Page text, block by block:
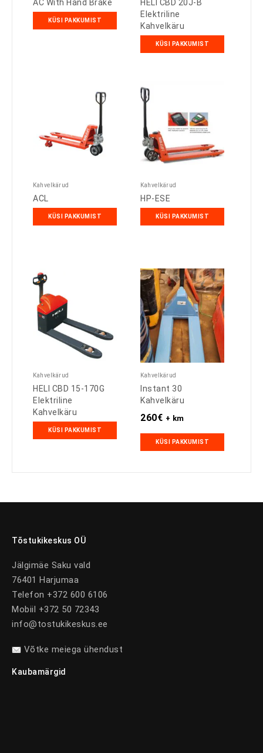
AC With Hand Brake
KÜSI PAKKUMIST
HELI CBD 20J-B
Elektriline
Kahvelkäru
KÜSI PAKKUMIST
Kahvelkärud
ACL
KÜSI PAKKUMIST
Kahvelkärud
HP-ESE
KÜSI PAKKUMIST
Kahvelkärud
HELI CBD 15-170G
Elektriline
Kahvelkäru
KÜSI PAKKUMIST
Kahvelkärud
Instant 30
Kahvelkäru
260€ + km
KÜSI PAKKUMIST
Tõstukikeskus OÜ
Jälgimäe Saku vald
76401 Harjumaa
Telefon +372 600 6106
Mobiil +372 50 72343
info@tostukikeskus.ee
Võtke meiega ühendust
Kaubamärgid